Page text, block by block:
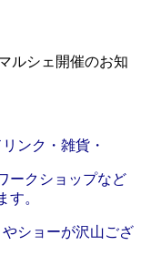
ンク・雑貨・
ークショップなど
す。
ショーが沢山ござ